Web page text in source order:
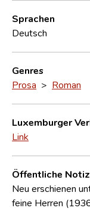
Sprachen
Deutsch
Genres
Prosa > Roman
Luxemburger
Link
Öffentliche Notiz
Neu erschienen
feine Herren